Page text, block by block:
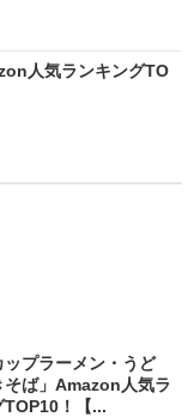
人気ランキングTO
ップラーメン・うど
そば」Amazon人気ラ
TOP10！【...